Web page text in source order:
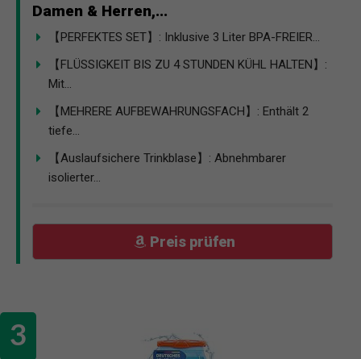
Damen & Herren,...
【PERFEKTES SET】: Inklusive 3 Liter BPA-FREIER...
【FLÜSSIGKEIT BIS ZU 4 STUNDEN KÜHL HALTEN】:
Mit...
【MEHRERE AUFBEWAHRUNGSFACH】: Enthält 2
tiefe...
【Auslaufsichere Trinkblase】: Abnehmbarer
isolierter...
Preis prüfen